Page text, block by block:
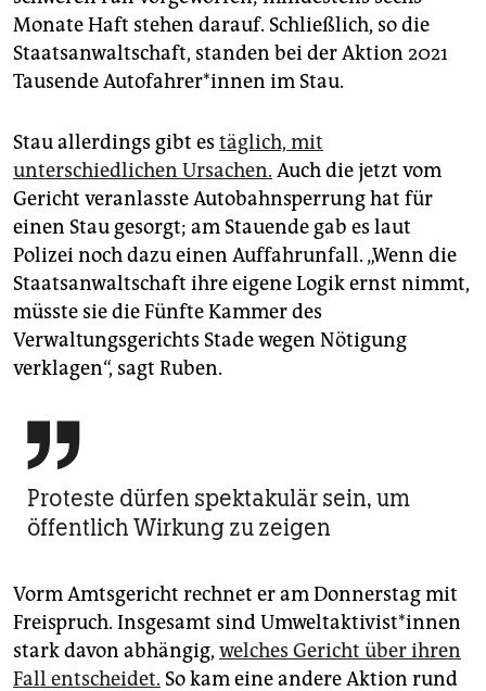
Monate Haft stehen darauf. Schließlich, so die
Staatsanwaltschaft, standen bei der Aktion 2021
Tausende Au­to­fah­re­r*in­nen im Stau.
Stau allerdings gibt es täglich, mit
unterschiedlichen Ursachen. Auch die jetzt vom
Gericht veranlasste Autobahnsperrung hat für
einen Stau gesorgt; am Stauende gab es laut
Polizei noch dazu einen Auffahrunfall. „Wenn die
Staatsanwaltschaft ihre eigene Logik ernst nimmt,
müsste sie die Fünfte Kammer des
Verwaltungsgerichts Stade wegen Nötigung
verklagen“, sagt Ruben.

Proteste dürfen spektakulär sein, um
öffentlich Wirkung zu zeigen
Vorm Amtsgericht rechnet er am Donnerstag mit
Freispruch. Insgesamt sind Um­welt­ak­ti­vis­t*in­nen
stark davon abhängig, welches Gericht über ihren
Fall entscheidet. So kam eine andere Aktion rund